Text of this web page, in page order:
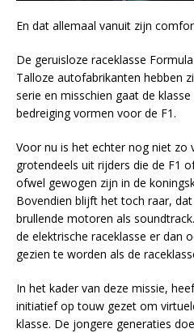
En dat allemaal vanuit zijn
De geruisloze raceklasse
Talloze autofabrikanten hebben
serie en misschien gaat de
bedreiging vormen voor de F1.
Voor nu is het echter nog niet zo
grotendeels uit rijders die de F1
ofwel gewogen zijn in de
Bovendien blijft het toch raar,
brullende motoren als
de elektrische raceklasse er dan
gezien te worden als de
In het kader van deze missie,
initiatief op touw gezet om
klasse. De jongere generaties